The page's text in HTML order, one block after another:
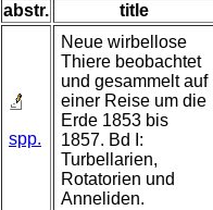
abstr. title
spp.
Neue wirbellose
Thiere beobachtet
und gesammelt auf
einer Reise um die
Erde 1853 bis
1857. Bd I:
Turbellarien,
Rotatorien und
Anneliden.